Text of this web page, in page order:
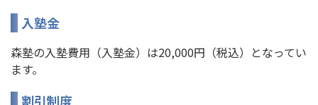
入塾金
森塾の入塾費用（入塾金）は20,000円（税込）となってい
ます。
割引制度